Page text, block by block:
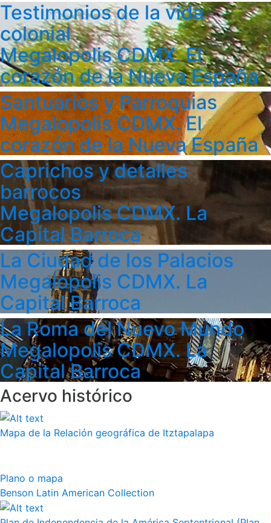
Testimonios de la vida
colonial
Megalopolis CDMX. El
corazón de la Nueva España
Santuarios y Parroquias
Megalopolis CDMX. El
corazón de la Nueva España
Caprichos y detalles
barrocos
Megalopolis CDMX. La
Capital Barroca
La Ciudad de los Palacios
Megalopolis CDMX. La
Capital Barroca
La Roma del Nuevo Mundo
Megalopolis CDMX. La
Capital Barroca
Acervo histórico
Mapa de la Relación geográfica de Itztapalapa
Plano o mapa
Benson Latin American Collection